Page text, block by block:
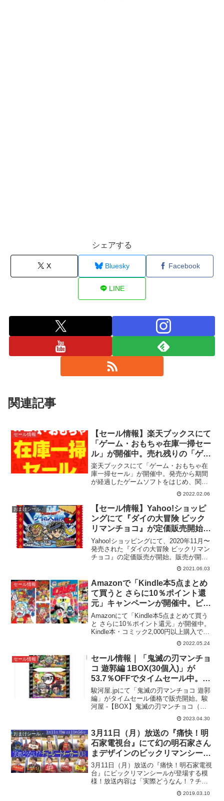
シェアする
X Bluesky Facebook
LINE
関連記事
セール情報
【セール情報】楽天ブックスにて
「ゲーム・おもちゃ在庫一掃セー
ル」が開催中。売れ残りの「ゲー
ムギアミクロ レッド・イエロ
ー」が53%OFF。「ゲームボーイ
ギャラリー2」が50%OFFなど。
楽天ブックスにて「ゲーム・おもちゃ在
庫一掃セール」が開催中。発売から期間
が経過したゲームソフトをはじめ、関連
グッズやおもちゃなども対象となってい
ます。楽天ブックス: ゲーム在庫一掃セー
ルレトロ系のめぼしいところピックアッ
プしておきます。▼ゲ...
2022.02.06
おまけシール・
【セール情報】Yahoo!ショッピ
ングにて『ダイの大冒険 ビック
リマンチョコ』が定価販売開始！
【ビックリマン】
Yahoo!ショッピングにて、2020年11月〜
発売された『ダイの大冒険 ビックリマン
チョコ』の定価販売が開始。販売が開始
されたのは以下の店舗。ビックリマン×ド
ラゴンクエスト ドラゴンクエストマン １
BOX ダイの大冒険 ビックリマンチョコ...
2021.06.03
セール情報
Amazonで「Kindle本5点まとめ
て買うと さらに10％ポイント還
元」キャンペーンが開催中。ビッ
クリマンやガンダム野郎などてん
とう虫＆ボンボンコミックスも多
数対象。
Amazonにて「Kindle本5点まとめて買う
と さらに10％ポイント還元」が開催中。
Kindle本・コミック2,000円以上購入で
10%〜1万円以上購入で25%ポイント還
元。キャンペーン期間は2022年5月24日
00:00～2022年5...
2022.05.24
セール情報
セール情報｜「鬼滅の刃マンチョ
コ 遊郭編 1BOX(30個入)」が
53.7％OFFでタイムセール中。駿
河屋タイムセール【ビックリマ
ン】
駿河屋.jpにて「鬼滅の刃マンチョコ 遊郭
編」がタイムセール価格で販売開始。駿
河屋 -【BOX】鬼滅の刃マンチョコ（ス
テッカー・シール）▶︎「鬼滅の刃マンチ
ョコ 遊郭編 1BOX(30個入)」が、定価
3,888円 (税込)→1,800円 (...
2023.04.30
おまけシール・
3月11日（月）放送の『痛快！明
石家電視台』にて幻の明石家さん
まデザインのビックリマンシール
が初公開！
3月11日（月）放送の『痛快！明石家電視
台』にビックリマンシールが登場する模
様！放送内容は「実際どうなん！？チョ
コレートメーカー10社」ということで、
チョコレート特集。チョコレートメーカ
2019.03.10